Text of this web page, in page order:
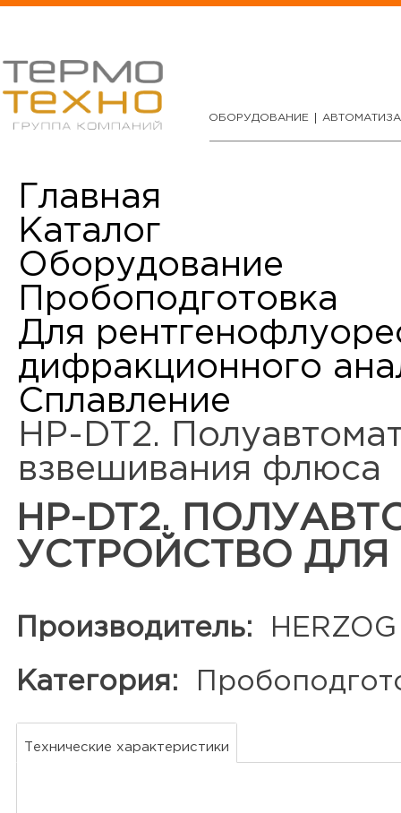
ОБОРУДОВАНИЕ
Главная
Каталог
Оборудование
Пробоподготовка
Для
дифракционного
Сплавление
HP-DT2.
взвешивания флюса
HP-DT2.
УСТРОЙСТВО
Производитель:
Категория:
Технические характеристики